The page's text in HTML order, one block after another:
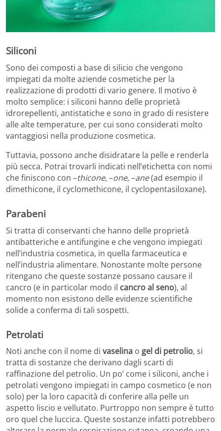
Siliconi
Sono dei composti a base di silicio che vengono
impiegati da molte aziende cosmetiche per la
realizzazione di prodotti di vario genere. Il motivo è
molto semplice: i siliconi hanno delle proprietà
idrorepellenti, antistatiche e sono in grado di resistere
alle alte temperature, per cui sono considerati molto
vantaggiosi nella produzione cosmetica.
Tuttavia, possono anche disidratare la pelle e renderla
più secca. Potrai trovarli indicati nell’etichetta con nomi
che finiscono con –thicone, –one, –ane(ad esempio il
dimethicone, il cyclomethicone, il cyclopentasiloxane).
Parabeni
Si tratta di conservanti che hanno delle proprietà
antibatteriche e antifungine e che vengono impiegati
nell’industria cosmetica, in quella farmaceutica e
nell’industria alimentare. Nonostante molte persone
ritengano che queste sostanze possano causare il
cancro (e in particolar modo il cancro al seno), al
momento non esistono delle evidenze scientifiche
solide a conferma di tali sospetti.
Petrolati
Noti anche con il nome di vaselina o gel di petrolio, si
tratta di sostanze che derivano dagli scarti di
raffinazione del petrolio. Un po’ come i siliconi, anche i
petrolati vengono impiegati in campo cosmetico (e non
solo) per la loro capacità di conferire alla pelle un
aspetto liscio e vellutato. Purtroppo non sempre è tutto
oro quel che luccica. Queste sostanze infatti potrebbero